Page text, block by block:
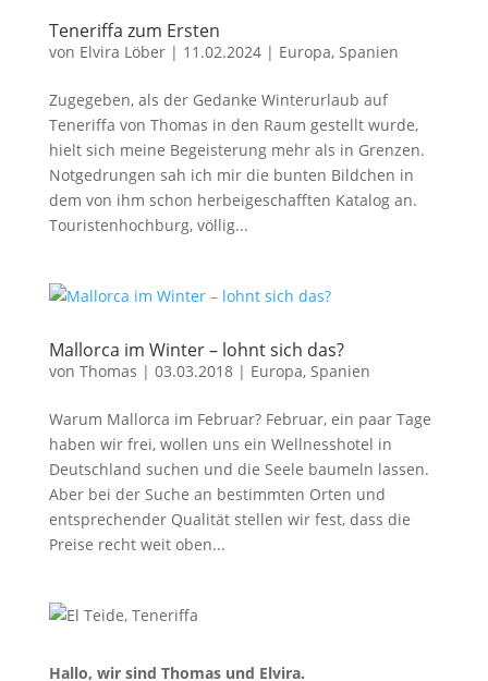
Teneriffa zum Ersten
von Elvira Löber| 11.02.2024| Europa, Spanien
Zugegeben, als der Gedanke Winterurlaub auf
Teneriffa von Thomas in den Raum gestellt wurde,
hielt sich meine Begeisterung mehr als in Grenzen.
Notgedrungen sah ich mir die bunten Bildchen in
dem von ihm schon herbeigeschafften Katalog an.
Touristenhochburg, völlig...
Mallorca im Winter – lohnt sich das?
von Thomas | 03.03.2018| Europa, Spanien
Warum Mallorca im Februar? Februar, ein paar Tage
haben wir frei, wollen uns ein Wellnesshotel in
Deutschland suchen und die Seele baumeln lassen.
Aber bei der Suche an bestimmten Orten und
entsprechender Qualität stellen wir fest, dass die
Preise recht weit oben...
Hallo, wir sind Thomas und Elvira.